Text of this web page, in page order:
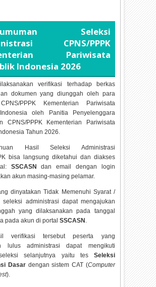
Seleksi
CPNS/PPPK
Pariwisata
Indonesia 2026
verifikasi terhadap berkas
dokumen yang diunggah oleh para
PPPK Kementerian Pariwisata
oleh Panitia Penyelenggara
CPNS/PPPK Kementerian Pariwisata
Tahun2026.
Hasil Seleksi Administrasi
bisa langsung diketahui dan diakses
SSCASN
dan email dengan login
akun masing-masing pelamar.
dinyatakan Tidak Memenuhi Syarat /
seleksi administrasi dapat mengajukan
yang dilaksanakan pada tanggal
pada akun di portalSSCASN .
verifikasi tersebut peserta yang
lulus administrasi dapat mengikuti
selanjutnya yaitu tes Seleksi
Dasar dengan sistem CAT (Computer
).